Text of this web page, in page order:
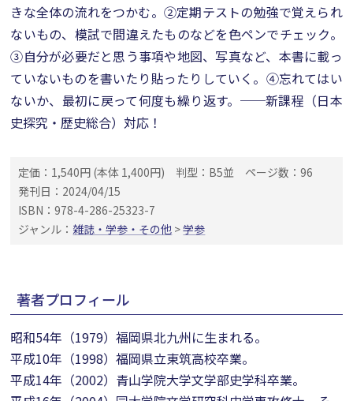
きな全体の流れをつかむ。②定期テストの勉強で覚えられ
ないもの、模試で間違えたものなどを色ペンでチェック。
③自分が必要だと思う事項や地図、写真など、本書に載っ
ていないものを書いたり貼ったりしていく。④忘れてはい
ないか、最初に戻って何度も繰り返す。──新課程（日本
史探究・歴史総合）対応！
定価：1,540円 (本体 1,400円) 判型：B5並
ページ数：96
発刊日：2024/04/15
ISBN：978-4-286-25323-7
ジャンル： 雑誌・学参・その他 >学参
著者プロフィール
昭和54年（1979）福岡県北九州に生まれる。
平成10年（1998）福岡県立東筑高校卒業。
平成14年（2002）青山学院大学文学部史学科卒業。